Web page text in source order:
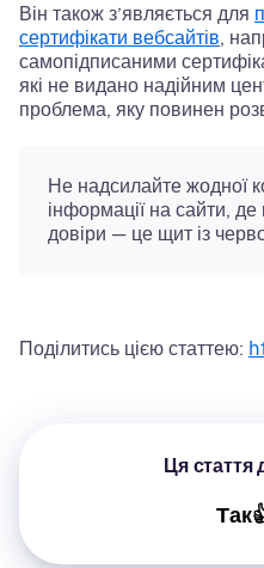
Він також з’являється для
сертифікати вебсайтів,
самопідписаними
які не видано надійним
проблема, яку повинен
Не надсилайте жодної
інформації на сайти, де
довіри — це щит із
Поділитись цією статтею:
Ця стаття